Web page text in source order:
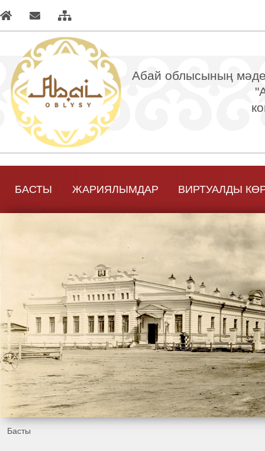
Абай облысының
БАСТЫ ЖАРИЯЛЫМДАР ВИРТУАЛДЫ
Басты